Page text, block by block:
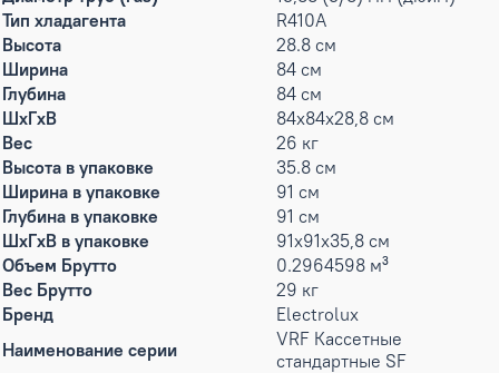
Тип хладагента
R410A
Высота
28.8 см
Ширина
84 см
Глубина
84 см
ШxГxВ
84x84x28,8 см
Вес
26 кг
Высота в упаковке
35.8 см
Ширина в упаковке
91 см
Глубина в упаковке
91 см
ШxГxВ в упаковке
91x91x35,8 см
Объем Брутто
0.2964598 м³
Вес Брутто
29 кг
Бренд
Electrolux
Наименование серии
VRF Кассетные
стандартные SF